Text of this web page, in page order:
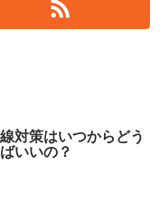
対策はいつからどう
いいの？